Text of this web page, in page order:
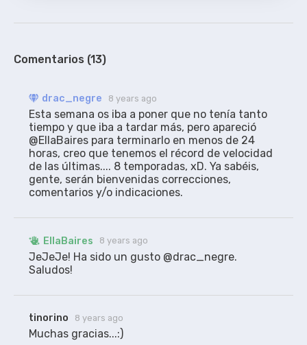
versión
AMZN WEBRip NTb
RESINCRONIZADO petycris
Traducidos aquí sincronizados para WEBRip
RARBG y AMZN WEBRip NTb (720p y 1080p),
Comentarios (13)
drac_negre 8 years ago
Esta semana os iba a poner que no tenía tanto
tiempo y que iba a tardar más, pero apareció
@EllaBaires para terminarlo en menos de 24
horas, creo que tenemos el récord de velocidad
de las últimas.... 8 temporadas, xD. Ya sabéis,
gente, serán bienvenidas correcciones,
comentarios y/o indicaciones.
EllaBaires 8 years ago
JeJeJe! Ha sido un gusto @drac_negre.
Saludos!
tinorino 8 years ago
Muchas gracias...:)